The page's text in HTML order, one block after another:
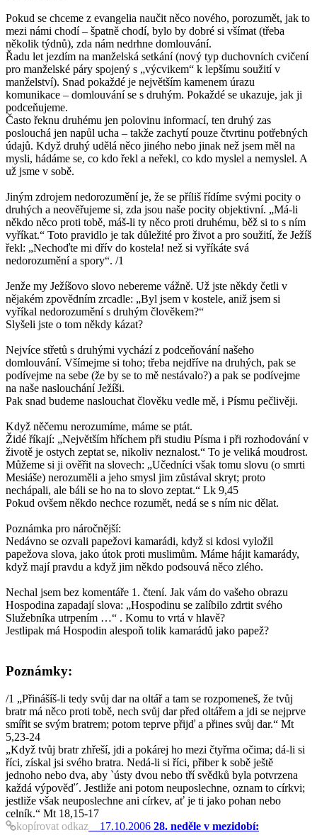
Pokud se chceme z evangelia naučit něco nového, porozumět, jak to
mezi námi chodí – špatně chodí, bylo by dobré si všímat (třeba
několik týdnů), zda nám nedrhne domlouvání.
Řadu let jezdím na manželská setkání (nový typ duchovních cvičení
pro manželské páry spojený s „výcvikem“ k lepšímu soužití v
manželství). Snad pokaždé je největším kamenem úrazu
komunikace – domlouvání se s druhým. Pokaždé se ukazuje, jak ji
podceňujeme.
Často řeknu druhému jen polovinu informací, ten druhý zas
poslouchá jen napůl ucha – takže zachytí pouze čtvrtinu potřebných
údajů. Když druhý udělá něco jiného nebo jinak než jsem měl na
mysli, hádáme se, co kdo řekl a neřekl, co kdo myslel a nemyslel. A
už jsme v sobě.
Jiným zdrojem nedorozumění je, že se příliš řídíme svými pocity o
druhých a neověřujeme si, zda jsou naše pocity objektivní. „Má-li
někdo něco proti tobě, máš-li ty něco proti druhému, běž si to s ním
vyříkat.“ Toto pravidlo je tak důležité pro život a pro soužití, že Ježíš
řekl: „Nechoďte mi dřív do kostela! než si vyříkáte svá
nedorozumění a spory“. /1
Jenže my Ježíšovo slovo nebereme vážně. Už jste někdy četli v
nějakém zpovědním zrcadle: „Byl jsem v kostele, aniž jsem si
vyříkal nedorozumění s druhým člověkem?“
Slyšeli jste o tom někdy kázat?
Nejvíce střetů s druhými vychází z podceňování našeho
domlouvání. Všímejme si toho; třeba nejdříve na druhých, pak se
podívejme na sebe (že by se to mě nestávalo?) a pak se podívejme
na naše naslouchání Ježíši.
Pak snad budeme naslouchat člověku vedle mě, i Písmu pečlivěji.
Když něčemu nerozumíme, máme se ptát.
Židé říkají: „Největším hříchem při studiu Písma i při rozhodování v
životě je ostych zeptat se, nikoliv neznalost.“ To je veliká moudrost.
Můžeme si ji ověřit na slovech: „Učedníci však tomu slovu (o smrti
Mesiáše) nerozuměli a jeho smysl jim zůstával skryt; proto
nechápali, ale báli se ho na to slovo zeptat.“ Lk 9,45
Pokud ovšem někdo nechce rozumět, nedá se s ním nic dělat.
Poznámka pro náročnější:
Nedávno se ozvali papežovi kamarádi, když si kdosi vyložil
papežova slova, jako útok proti muslimům. Máme hájit kamarády,
když mají pravdu a když jim někdo podsouvá něco zlého.
Nechal jsem bez komentáře 1. čtení. Jak vám do vašeho obrazu
Hospodina zapadají slova: „Hospodinu se zalíbilo zdrtit svého
Služebníka utrpením …“ . Komu to vrtá v hlavě?
Jestlipak má Hospodin alespoň tolik kamarádů jako papež?
Poznámky:
/1 „Přinášíš-li tedy svůj dar na oltář a tam se rozpomeneš, že tvůj
bratr má něco proti tobě, nech svůj dar před oltářem a jdi se nejprve
smířit se svým bratrem; potom teprve přijď a přines svůj dar.“ Mt
5,23-24
„Když tvůj bratr zhřeší, jdi a pokárej ho mezi čtyřma očima; dá-li si
říci, získal jsi svého bratra. Nedá-li si říci, přiber k sobě ještě
jednoho nebo dva, aby `ústy dvou nebo tří svědků byla potvrzena
každá výpověď´. Jestliže ani potom neuposlechne, oznam to církvi;
jestliže však neuposlechne ani církev, ať je ti jako pohan nebo
celník.“ Mt 18,15-17
kopírovat odkaz 17.10.2006 28. neděle v mezidobí: